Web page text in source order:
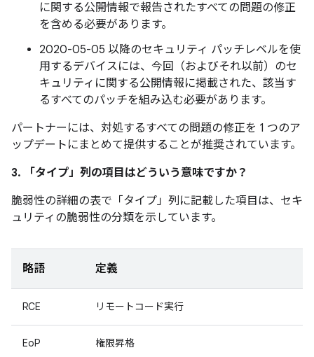
に関する公開情報で報告されたすべての問題の修正
を含める必要があります。
2020-05-05 以降のセキュリティ パッチレベルを使
用するデバイスには、今回（およびそれ以前）のセ
キュリティに関する公開情報に掲載された、該当す
るすべてのパッチを組み込む必要があります。
パートナーには、対処するすべての問題の修正を 1 つのア
ップデートにまとめて提供することが推奨されています。
3. 「タイプ」 列の項目はどういう意味ですか？
脆弱性の詳細の表で「タイプ」 列に記載した項目は、セキ
ュリティの脆弱性の分類を示しています。
略語 定義
RCE リモートコード実行
EoP 権限昇格